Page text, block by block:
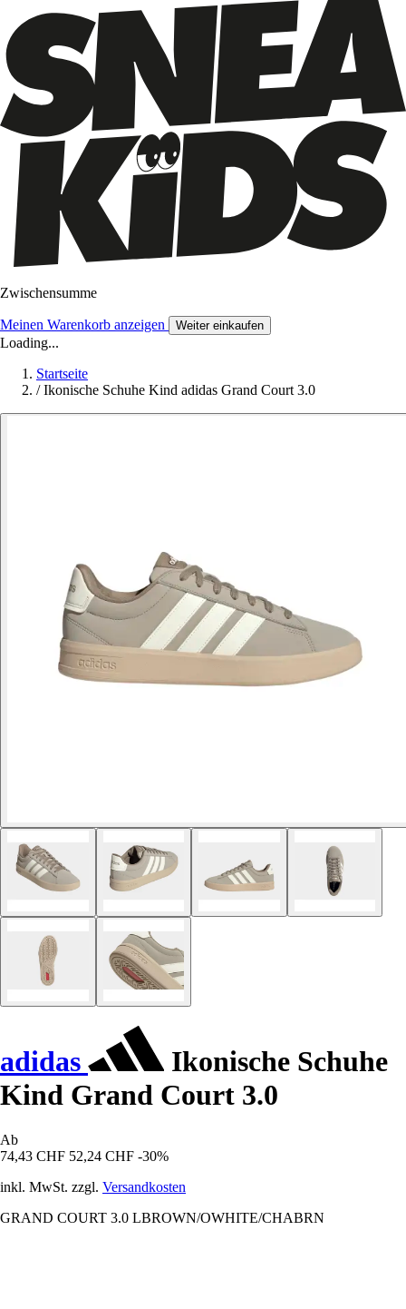
Zwischensumme
Meinen Warenkorb anzeigen Weiter einkaufen
Loading...
Startseite
/ Ikonische Schuhe Kind adidas Grand Court 3.0
adidas
Ikonische Schuhe
Kind Grand Court 3.0
Ab
74,43 CHF 52,24 CHF -30%
inkl. MwSt. zzgl. Versandkosten
GRAND COURT 3.0 LBROWN/OWHITE/CHABRN